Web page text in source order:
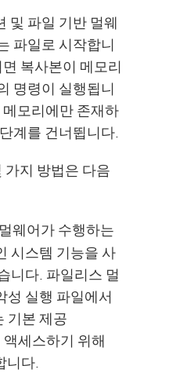
및 파일 기반 멀웨
파일로 시작합니
복사본이 메모리
명령이 실행됩니
모리에만 존재하
계를 건너뜁니다.
가지 방법은 다음
웨어가 수행하는
시스템 기능을 사
니다. 파일리스 멀
성 실행 파일에서
기본 제공
세스하기 위해
니다.